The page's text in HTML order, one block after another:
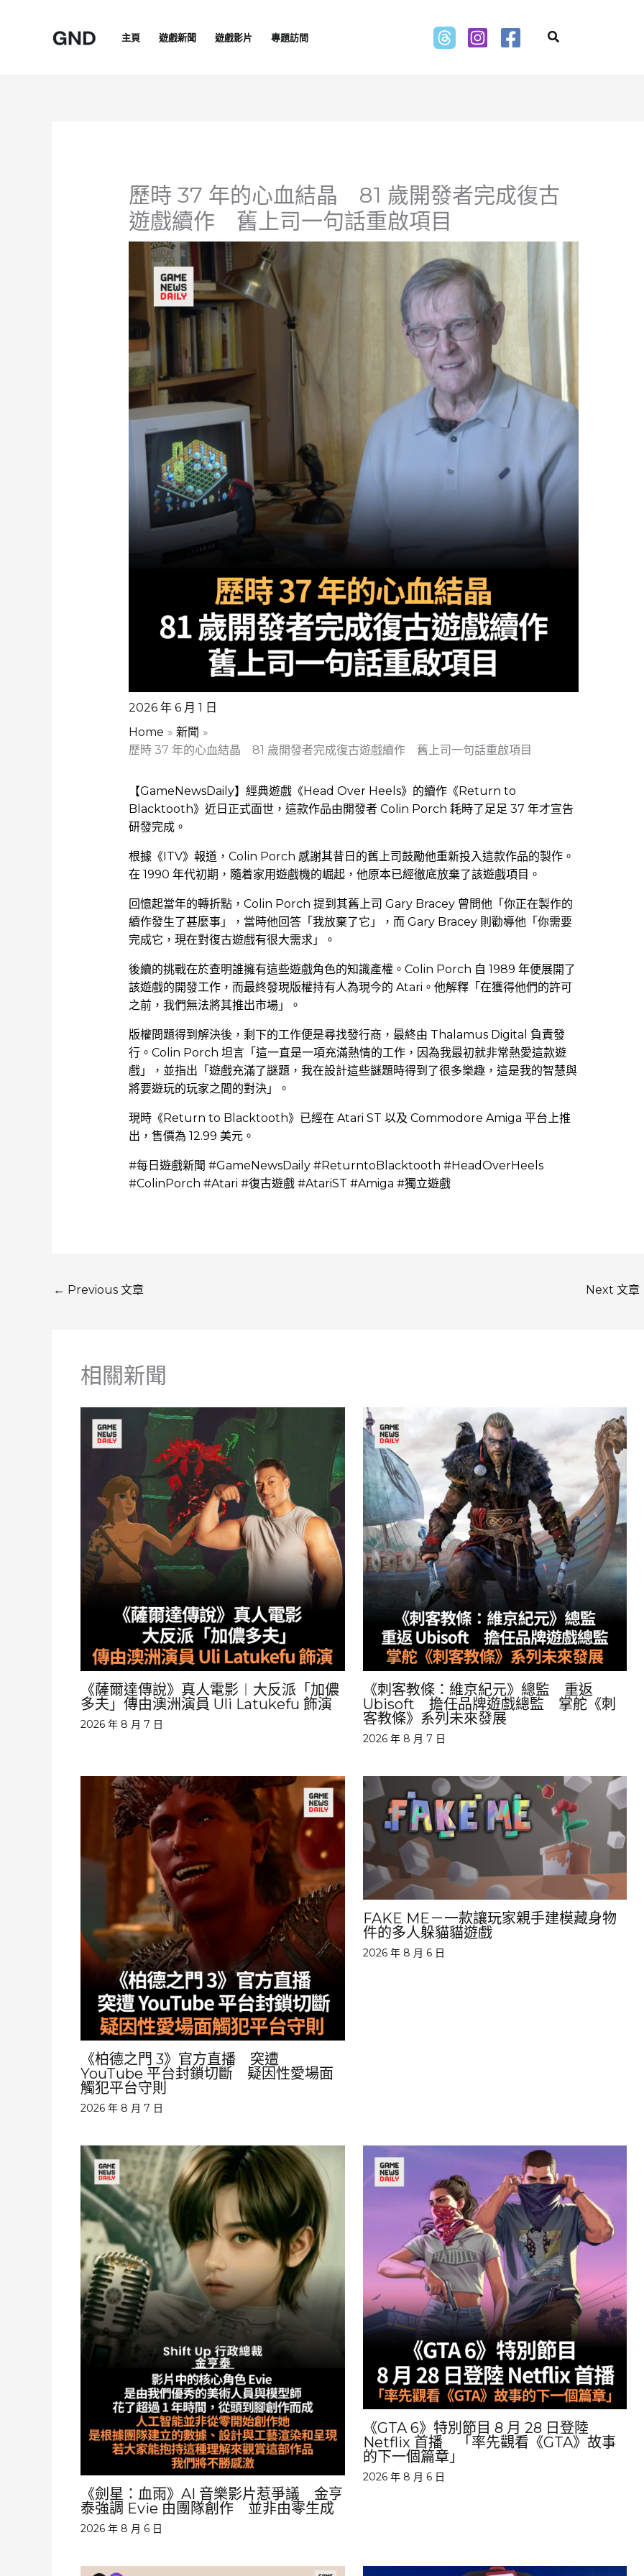
主頁 遊戲新聞 遊戲影片 專題訪問 Search
歷時 37 年的心血結晶 81 歲開發者完成復古
遊戲續作 舊上司一句話重啟項目
2026 年 6 月 1 日
Home
新聞
歷時 37 年的心血結晶 81 歲開發者完成復古遊戲續作 舊上司一句話重啟項目
【GameNewsDaily】經典遊戲《Head Over Heels》的續作《Return to
Blacktooth》近日正式面世，這款作品由開發者 Colin Porch 耗時了足足 37 年才宣告
研發完成。
根據《ITV》報道，Colin Porch 感謝其昔日的舊上司鼓勵他重新投入這款作品的製作。
在 1990 年代初期，隨着家用遊戲機的崛起，他原本已經徹底放棄了該遊戲項目。
回憶起當年的轉折點，Colin Porch 提到其舊上司 Gary Bracey 曾問他「你正在製作的
續作發生了甚麼事」，當時他回答「我放棄了它」，而 Gary Bracey 則勸導他「你需要
完成它，現在對復古遊戲有很大需求」。
後續的挑戰在於查明誰擁有這些遊戲角色的知識產權。Colin Porch 自 1989 年便展開了
該遊戲的開發工作，而最終發現版權持有人為現今的 Atari。他解釋「在獲得他們的許可
之前，我們無法將其推出市場」。
版權問題得到解決後，剩下的工作便是尋找發行商，最終由 Thalamus Digital 負責發
行。Colin Porch 坦言「這一直是一項充滿熱情的工作，因為我最初就非常熱愛這款遊
戲」，並指出「遊戲充滿了謎題，我在設計這些謎題時得到了很多樂趣，這是我的智慧與
將要遊玩的玩家之間的對決」。
現時《Return to Blacktooth》已經在 Atari ST 以及 Commodore Amiga 平台上推
出，售價為 12.99 美元。
#每日遊戲新聞 #GameNewsDaily #ReturntoBlacktooth #HeadOverHeels
#ColinPorch #Atari #復古遊戲 #AtariST #Amiga #獨立遊戲
← Previous 文章 Next 文章
相關新聞
《薩爾達傳說》真人電影︱大反派「加儂
多夫」傳由澳洲演員 Uli Latukefu 飾演
2026 年 8 月 7 日
《刺客教條：維京紀元》總監 重返
Ubisoft 擔任品牌遊戲總監 掌舵《刺
客教條》系列未來發展
2026 年 8 月 7 日
《柏德之門 3》官方直播 突遭
YouTube 平台封鎖切斷 疑因性愛場面
觸犯平台守則
2026 年 8 月 7 日
FAKE ME－一款讓玩家親手建模藏身物
件的多人躲貓貓遊戲
2026 年 8 月 6 日
《劍星：血雨》AI 音樂影片惹爭議 金亨
泰強調 Evie 由團隊創作 並非由零生成
2026 年 8 月 6 日
《GTA 6》特別節目 8 月 28 日登陸
Netflix 首播 「率先觀看《GTA》故事
的下一個篇章」
2026 年 8 月 6 日